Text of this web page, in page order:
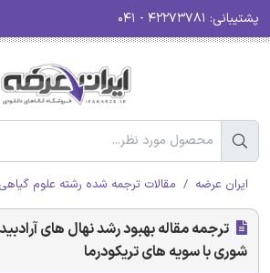
پشتیبانی:
ایران عرضه مقالات ترجمه شده رشته علوم گیاهی
ترجمه مقاله بهبود رشد نهال های
شوری با سویه های تریکودرما